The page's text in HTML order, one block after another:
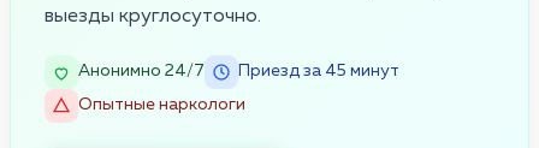
выезды круглосуточно.
Анонимно 24/7
Приезд за 45 минут
Опытные наркологи